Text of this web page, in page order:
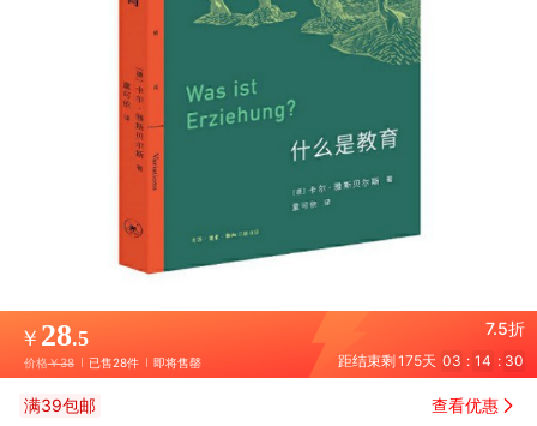
￥ 28.5
价格￥38 已售28件 即将售罄
7.5折
距结束剩 175天 03 : 14 : 29
满39包邮 查看优惠